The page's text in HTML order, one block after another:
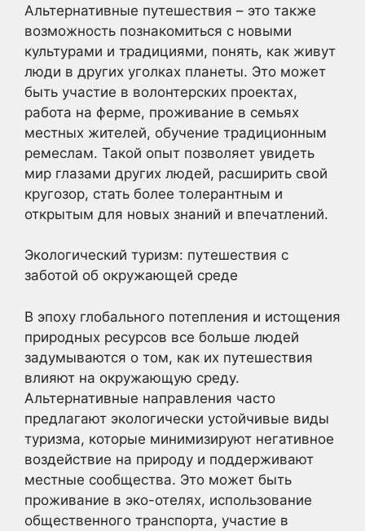
Альтернативные путешествия – это также
возможность познакомиться с новыми
культурами и традициями, понять, как живут
люди в других уголках планеты. Это может
быть участие в волонтерских проектах,
работа на ферме, проживание в семьях
местных жителей, обучение традиционным
ремеслам. Такой опыт позволяет увидеть
мир глазами других людей, расширить свой
кругозор, стать более толерантным и
открытым для новых знаний и впечатлений.
Экологический туризм: путешествия с
заботой об окружающей среде
В эпоху глобального потепления и истощения
природных ресурсов все больше людей
задумываются о том, как их путешествия
влияют на окружающую среду.
Альтернативные направления часто
предлагают экологически устойчивые виды
туризма, которые минимизируют негативное
воздействие на природу и поддерживают
местные сообщества. Это может быть
проживание в эко-отелях, использование
общественного транспорта, участие в